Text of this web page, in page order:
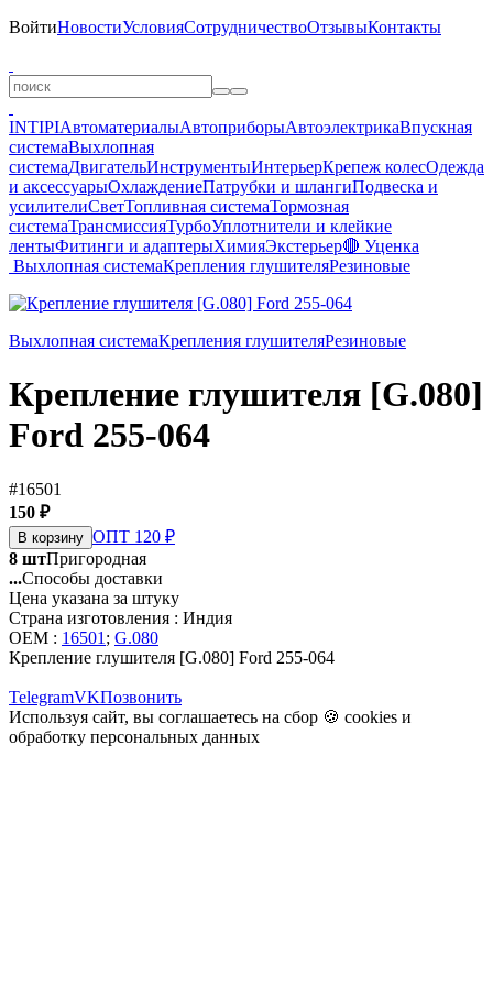
ВойтиНовостиУсловияСотрудничествоОтзывыКонтакты
INTIPIАвтоматериалыАвтоприборыАвтоэлектрикаВпускная
системаВыхлопная
системаДвигательИнструментыИнтерьерКрепеж колесОдежда
и аксессуарыОхлаждениеПатрубки и шлангиПодвеска и
усилителиСветТопливная системаТормозная
системаТрансмиссияТурбоУплотнители и клейкие
лентыФитинги и адаптерыХимияЭкстерьер🔴 Уценка
Выхлопная системаКрепления глушителяРезиновые
Выхлопная системаКрепления глушителяРезиновые
Крепление глушителя [G.080]
Ford 255-064
#16501
150 ₽
В корзину ОПТ 120 ₽
8 штПригородная
...Способы доставки
Цена указана за штуку
Страна изготовления : Индия
OEM : 16501 ; G.080
Крепление глушителя [G.080] Ford 255-064
TelegramVKПозвонить
Используя сайт, вы соглашаетесь на сбор 🍪 cookies и
обработку персональных данных